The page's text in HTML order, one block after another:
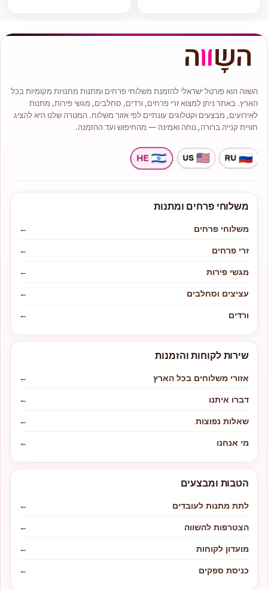
טוב ללקוח, איכות וטריות הפרחים,
כל זר או סידור יגיע עד בית המקבל על
ידי שליח מנוסה תוך הקפדה על טריות
ושלמות הפרחים.
איכותיים כגון: ורדים, סחלבים, ליליות,
חרציות ,שושן צחור ועוד.
לנו ניסיון רב והתמחות בעיצוב אירועים
ולכן אם ברצונכם להתאים פרחים
לאירוע אם זה בר מצווה, יום הולדת או
בחנות תמיד תמצאו מבחר זרים
בעיצובים שונים, זרי כלה, צמחי בית
ייחודי ועוד.
השווה הוא פורטל ישראלי להזמנת משלוחי פרחים ומתנות מחנויות מקומיות בכל
הארץ. באתר ניתן למצוא זרי פרחים, ורדים, סחלבים, מגשי פירות, מתנות
לאירועים, מבצעים וקטלוגים עונתיים לפי אזור משלוח. המטרה שלנו היא להציג
חוויית קנייה ברורה, נוחה ואמינה — מהחיפוש ועד ההזמנה.
משלוחי פרחים ומתנות
משלוחי פרחים
←
זרי פרחים
←
מגשי פירות
←
עציצים וסחלבים
←
ורדים
←
שירות לקוחות והזמנות
אזורי משלוחים בכל הארץ
←
דברו איתנו
←
שאלות נפוצות
←
מי אנחנו
←
הטבות ומבצעים
לתת מתנות לעובדים
←
הצטרפות להשווה
←
מועדון לקוחות
←
כניסת ספקים
←